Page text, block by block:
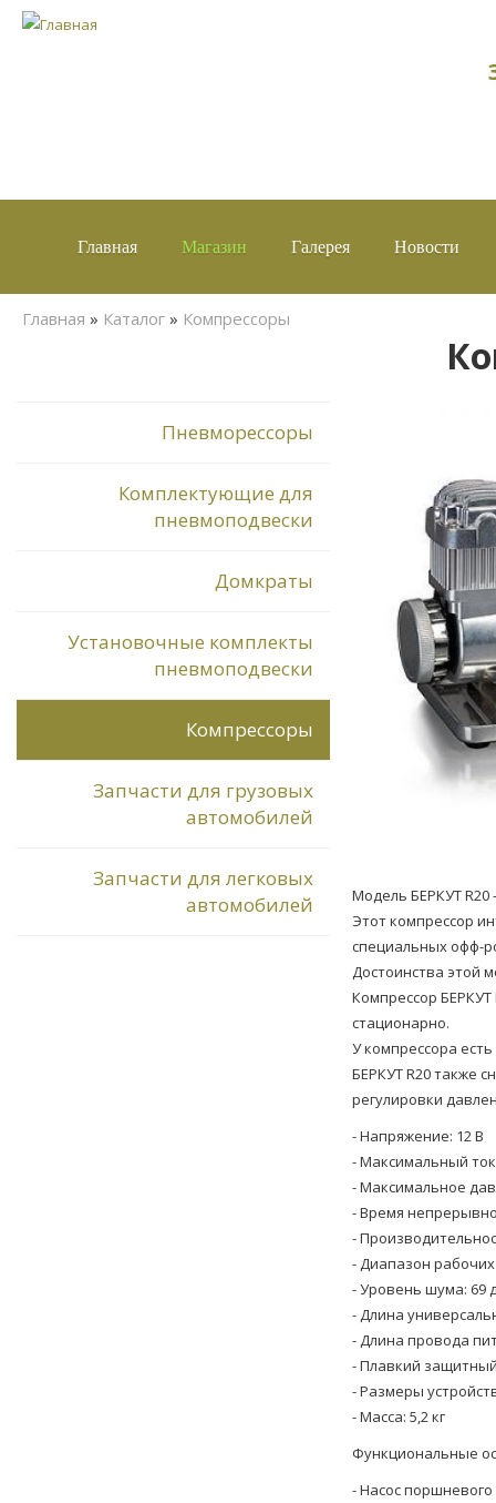
Главная Магазин Галерея Новости
Вы здесь
Главная » Каталог » Компрессоры
Пневморессоры
Комплектующие для
пневмоподвески
Домкраты
Установочные комплекты
пневмоподвески
Компрессоры
Запчасти для грузовых
автомобилей
Запчасти для легковых
автомобилей
Модель БЕРКУТ
Этот компрессор
специальных офф-
Достоинства этой
Компрессор
стационарно.
У компрессора
БЕРКУТ R20 также
регулировки
- Напряжение: 12 В
- Максимальный
- Максимальное
- Время
-
- Диапазон рабочих
- Уровень шума: 69
- Длина
- Длина провода
- Плавкий
- Размеры
- Масса: 5,2 кг
Функциональные
- Насос